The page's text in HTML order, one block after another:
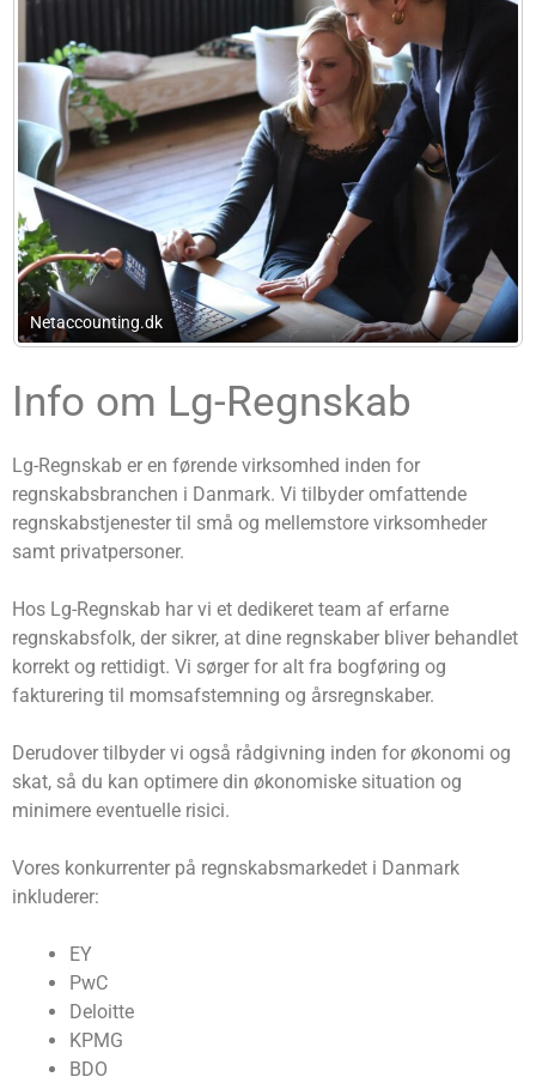
Advokatfirmaet Ledet, Willadsen
Info om Lg-Regnskab
Lg-Regnskab er en førende virksomhed inden for
regnskabsbranchen i Danmark. Vi tilbyder omfattende
regnskabstjenester til små og mellemstore virksomheder
samt privatpersoner.
Hos Lg-Regnskab har vi et dedikeret team af erfarne
regnskabsfolk, der sikrer, at dine regnskaber bliver behandlet
korrekt og rettidigt. Vi sørger for alt fra bogføring og
fakturering til momsafstemning og årsregnskaber.
Derudover tilbyder vi også rådgivning inden for økonomi og
skat, så du kan optimere din økonomiske situation og
minimere eventuelle risici.
Vores konkurrenter på regnskabsmarkedet i Danmark
inkluderer:
EY
PwC
Deloitte
KPMG
BDO